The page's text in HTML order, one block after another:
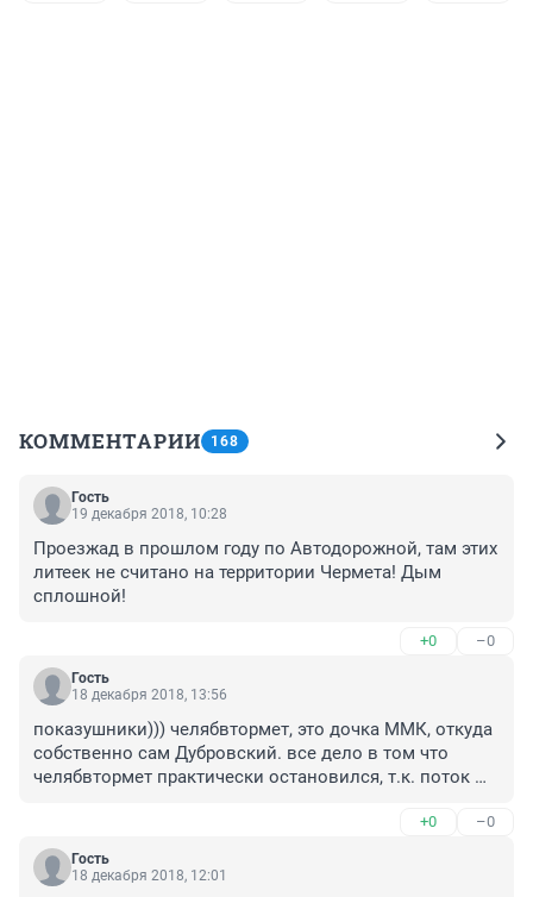
КОММЕНТАРИИ 168
Гость
19 декабря 2018, 10:28
Проезжад в прошлом году по Автодорожной, там этих
литеек не считано на территории Чермета! Дым
сплошной!
+0 –0
Гость
18 декабря 2018, 13:56
показушники))) челябвтормет, это дочка ММК, откуда
собственно сам Дубровский. все дело в том что
челябвтормет практически остановился, т.к. поток
иссяк и тут появляется героический Дубровский и
закрывает неработающий цех))) а чмк, цинковый,
чэмк, как коптили так и коптят, красавец, чо!
+0 –0
Гость
18 декабря 2018, 12:01